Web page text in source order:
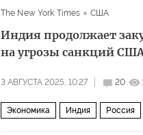
The New York Times
США
Индия продолжает
на угрозы санкций
3 АВГУСТА 2025, 10:27 20
Экономика Индия Россия